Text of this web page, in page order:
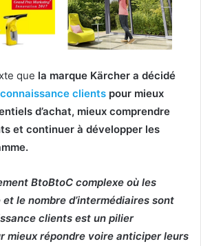
que la marque Kärcher a décidé
connaissance clients pour mieux
d’achat, mieux comprendre
et continuer à développer les
BtoBtoC complexe où les
le nombre d’intermédiaires sont
clients est un pilier
mieux répondre voire anticiper leurs